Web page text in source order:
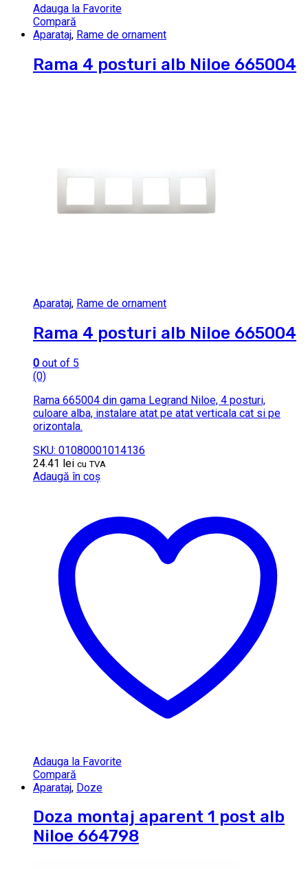
Adauga la Favorite
Compară
Aparataj, Rame de ornament
Rama 4 posturi alb Niloe 665004
Aparataj, Rame de ornament
Rama 4 posturi alb Niloe 665004
0 out of 5
(0)
Rama 665004 din gama Legrand Niloe, 4 posturi,
culoare alba, instalare atat pe atat verticala cat si pe
orizontala.
SKU: 01080001014136
24.41 lei cu TVA
Adaugă în coș
Adauga la Favorite
Compară
Aparataj, Doze
Doza montaj aparent 1 post alb
Niloe 664798